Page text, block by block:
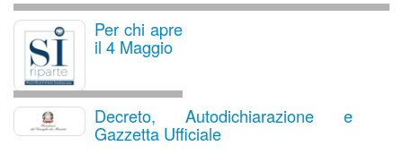
Per chi apre
il 4 Maggio
Decreto, Autodichiarazione e
Gazzetta Ufficiale